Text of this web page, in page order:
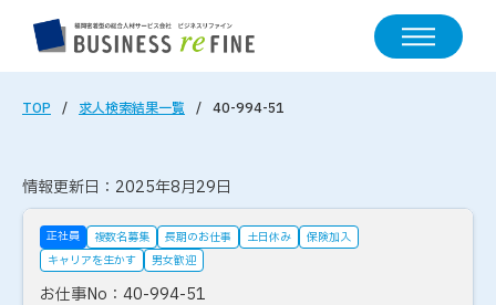
TOP 求人検索結果一覧 40-994-51
情報更新日：2025年8月29日
正社員 複数名募集 長期のお仕事 土日休み
保険加入
キャリアを生かす
男女歓迎
お仕事No：40-994-51